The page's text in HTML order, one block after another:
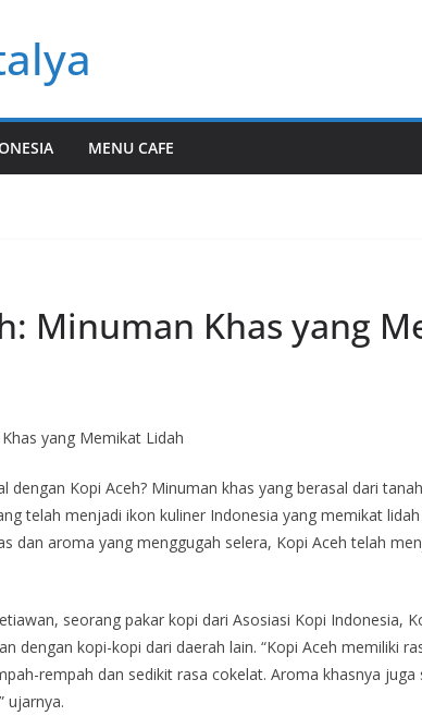
MENU CAFE
Minuman Khas yang
yang Memikat Lidah
dengan Kopi Aceh? Minuman khas yang berasal dari
telah menjadi ikon kuliner Indonesia yang memikat
dan aroma yang menggugah selera, Kopi Aceh telah
seorang pakar kopi dari Asosiasi Kopi Indonesia,
dengan kopi-kopi dari daerah lain. “Kopi Aceh memiliki
rempah dan sedikit rasa cokelat. Aroma khasnya
ujarnya.